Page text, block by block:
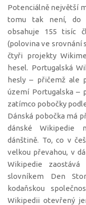
Potenciálně největší
tomu tak není, do
obsahuje 155 tisíc
(polovina ve srovnání
čtyři projekty
hesel. Portugalská
hesly – přičemž ale
území Portugalska –
zatímco pobočky
Dánská pobočka má
dánské Wikipedie
dánštině. To, co v
velkou převahou, v
Wikipedie
slovníkem Den
kodaňskou
Wikipedii otevřený